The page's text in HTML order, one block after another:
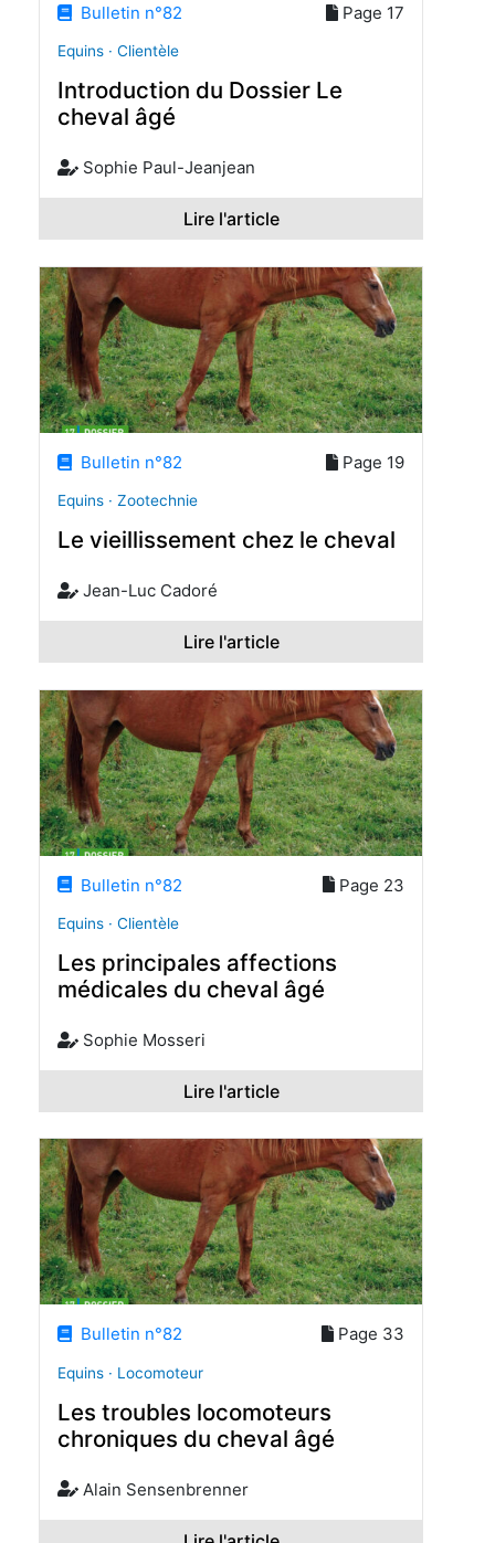
Bulletin n°82 Page 17
Equins · Clientèle
Introduction du Dossier Le
cheval âgé
Sophie Paul-Jeanjean
Lire l'article
Bulletin n°82 Page 19
Equins · Zootechnie
Le vieillissement chez le cheval
Jean-Luc Cadoré
Lire l'article
Bulletin n°82 Page 23
Equins · Clientèle
Les principales affections
médicales du cheval âgé
Sophie Mosseri
Lire l'article
Bulletin n°82 Page 33
Equins · Locomoteur
Les troubles locomoteurs
chroniques du cheval âgé
Alain Sensenbrenner